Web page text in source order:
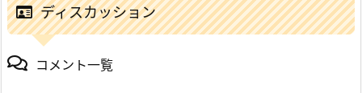
ディスカッション
コメント一覧